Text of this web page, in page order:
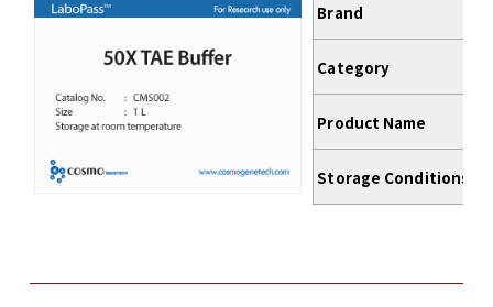
Brand
Category
Product Name
Storage Conditions